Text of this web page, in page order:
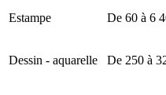
Estampe De 60 à 6
Dessin - aquarelle De 250 à